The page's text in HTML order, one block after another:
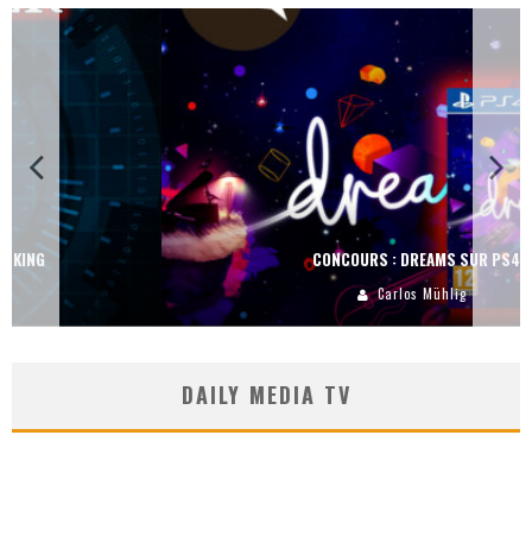
CONCOURS : DREAMS SUR PS4
Carlos Mühlig
DAILY MEDIA TV